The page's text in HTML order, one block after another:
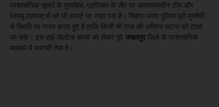
प्रशासनिक सूत्रों के मुताबिक, एहतियात के तौर पर आपातकालीन टीम और
रेस्क्यू एक्सपर्ट्स को भी अलर्ट पर रखा गया है। सिहोरा थाना पुलिस पूरी मुस्तैदी
से स्थिति पर नजर बनाए हुए है ताकि किसी भी तरह की अप्रिय घटना को टाला
जा सके। इस हाई-वोल्टेज ड्रामे को लेकर पूरे जबलपुर जिले के प्रशासनिक
महकमे में सरगर्मी तेज है।